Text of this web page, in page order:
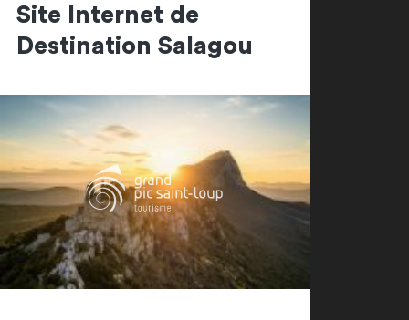
Site Internet de
Destination Salagou